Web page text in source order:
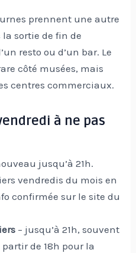
prennent une autre
sortie de fin de
resto ou d’un bar. Le
côté musées, mais
centres commerciaux.
à ne pas
jusqu’à 21h.
vendredis du mois en
confirmée sur le site du
– jusqu’à 21h, souvent
de 18h pour la